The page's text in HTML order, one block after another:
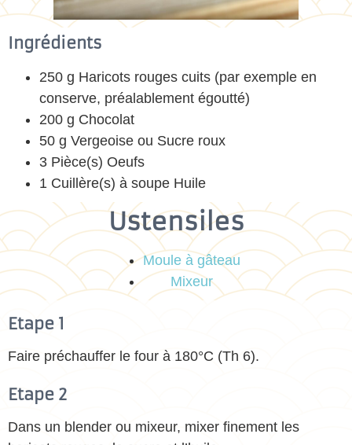
Ingrédients
250 g Haricots rouges cuits (par exemple en
conserve, préalablement égoutté)
200 g Chocolat
50 g Vergeoise ou Sucre roux
3 Pièce(s) Oeufs
1 Cuillère(s) à soupe Huile
Ustensiles
Moule à gâteau
Mixeur
Etape 1
Faire préchauffer le four à 180°C (Th 6).
Etape 2
Dans un blender ou mixeur, mixer finement les